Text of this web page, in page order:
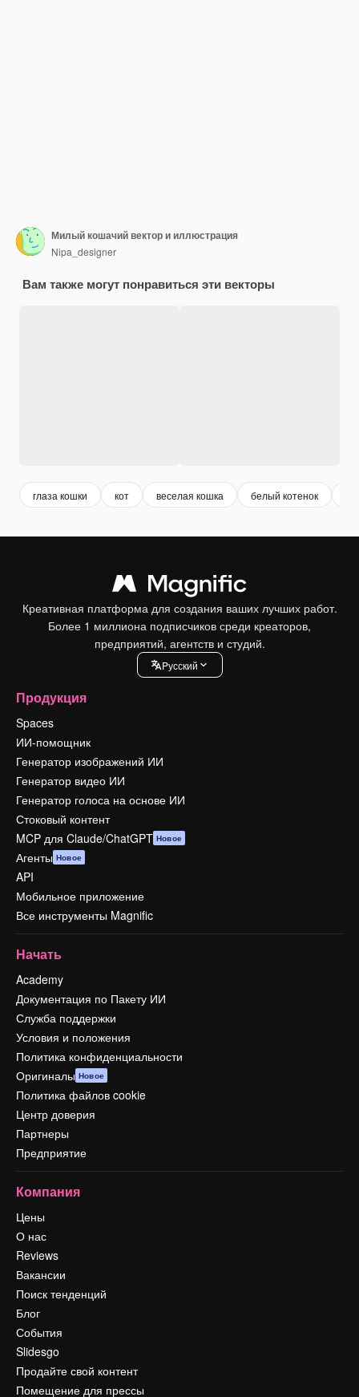
Милый кошачий вектор и иллюстрация
Nipa_designer
Вам также могут понравиться эти векторы
глаза кошки кот веселая кошка белый котенок
Креативная платформа для создания ваших лучших работ.
Более 1 миллиона подписчиков среди креаторов,
предприятий, агентств и студий.
Pусский
Продукция
Spaces
ИИ-помощник
Генератор изображений ИИ
Генератор видео ИИ
Генератор голоса на основе ИИ
Стоковый контент
MCP для Claude/ChatGPT Новое
Агенты Новое
API
Мобильное приложение
Все инструменты Magnific
Начать
Academy
Документация по Пакету ИИ
Служба поддержки
Условия и положения
Политика конфиденциальности
Оригиналы Новое
Политика файлов cookie
Центр доверия
Партнеры
Предприятие
Компания
Цены
О нас
Reviews
Вакансии
Поиск тенденций
Блог
События
Slidesgo
Продайте свой контент
Помещение для прессы